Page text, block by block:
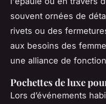
souvent ornées de
rivets ou des
aux besoins des
une alliance de
Pochettes de luxe
Lors d’événements